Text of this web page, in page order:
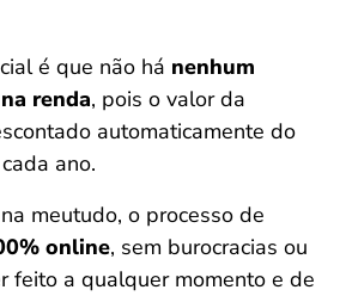
é que não há nenhum
renda, pois o valor da
automaticamente do
ano.
meutudo, o processo de
online, sem burocracias ou
feito a qualquer momento e de